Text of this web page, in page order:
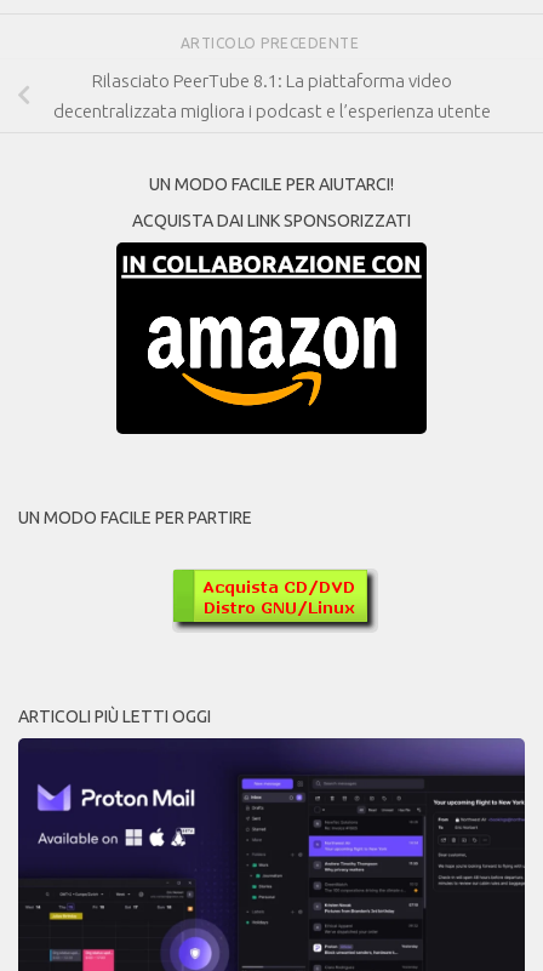
ARTICOLO PRECEDENTE
Rilasciato PeerTube 8.1: La piattaforma video
decentralizzata migliora i podcast e l’esperienza utente
UN MODO FACILE PER AIUTARCI!
ACQUISTA DAI LINK SPONSORIZZATI
UN MODO FACILE PER PARTIRE
ARTICOLI PIÙ LETTI OGGI